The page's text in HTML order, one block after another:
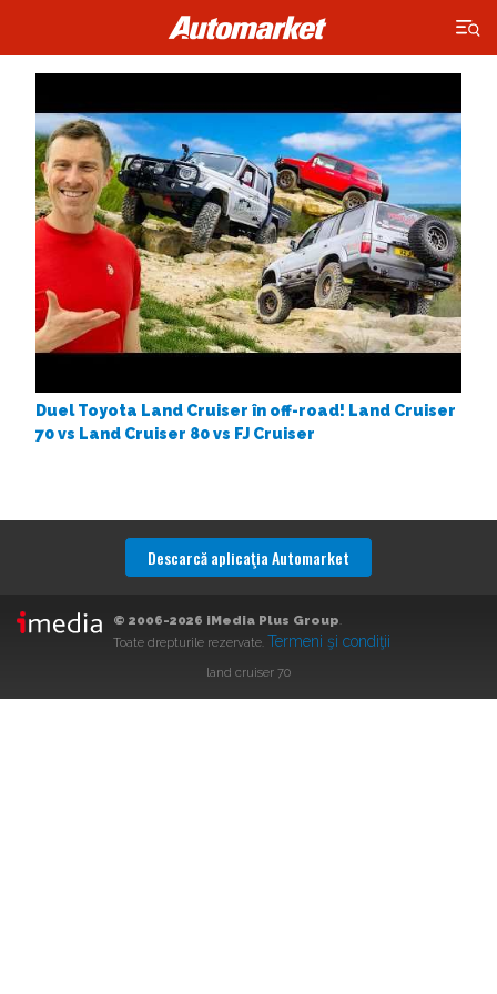
×
Duel Toyota Land Cruiser în off-road! Land Cruiser
70 vs Land Cruiser 80 vs FJ Cruiser
Descarcă aplicaţia Automarket
© 2006-2026 iMedia Plus Group.
Toate drepturile rezervate. Termeni şi condiţii
land cruiser 70